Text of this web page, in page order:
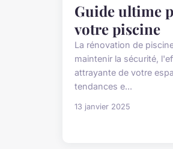
Guide ultime
votre piscine
La rénovation de
maintenir la sécurité,
attrayante de votre
tendances e...
13 janvier 2025